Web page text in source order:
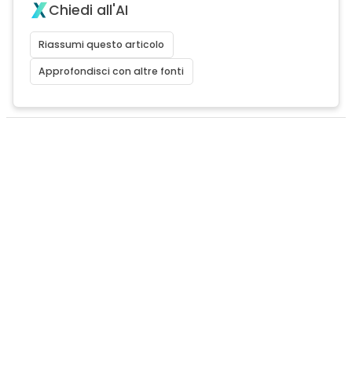
Chiedi all'AI
Riassumi questo articolo
Approfondisci con altre fonti